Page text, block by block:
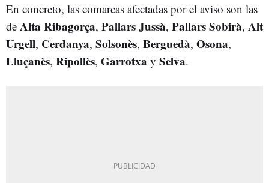
En concreto, las comarcas afectadas por el aviso son las
de Alta Ribagorça, Pallars Jussà, Pallars Sobirà, Alt
Urgell, Cerdanya, Solsonès, Berguedà, Osona,
Lluçanès, Ripollès, Garrotxa y Selva.